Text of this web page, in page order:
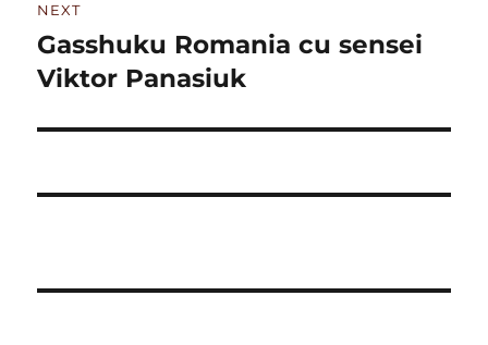
NEXT
Next
post:
Gasshuku Romania cu sensei
Viktor Panasiuk